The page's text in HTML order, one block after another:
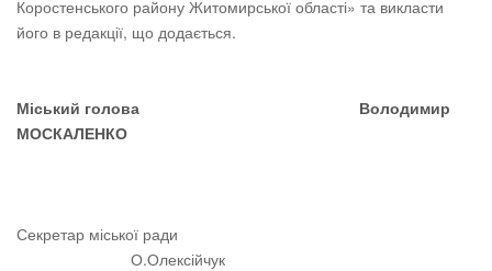
Коростенського району Житомирської області» та викласти
його в редакції, що додається.
Міський голова Володимир
МОСКАЛЕНКО
Секретар міської ради
О.Олексійчук